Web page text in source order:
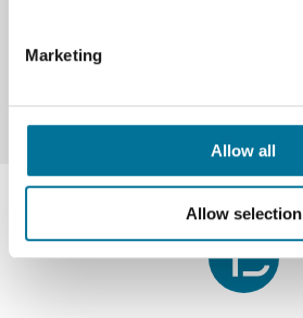
Marketing
Allow all
Allow selection